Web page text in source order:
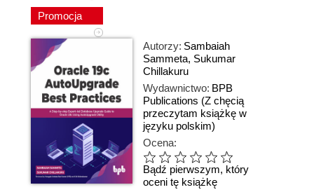
Promocja
Autorzy: Sambaiah
Sammeta, Sukumar
Chillakuru
Wydawnictwo: BPB
Publications (Z chęcią
przeczytam książkę w
języku polskim)
Ocena:
Bądź pierwszym, który
oceni tę książkę